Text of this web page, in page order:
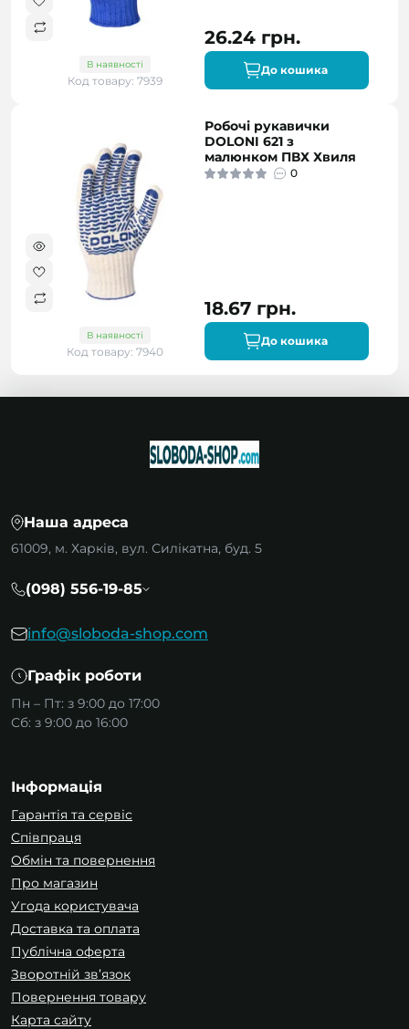
В наявності
Код товару: 7939
26.24 грн.
До кошика
В наявності
Код товару: 7940
Робочі рукавички
DOLONI 621 з
малюнком ПВХ Хвиля
0
18.67 грн.
До кошика
Наша адреса
61009, м. Харків, вул. Силікатна, буд. 5
(098) 556-19-85
info@sloboda-shop.com
Графік роботи
Пн – Пт: з 9:00 до 17:00
Сб: з 9:00 до 16:00
Інформація
Гарантія та сервіс
Співпраця
Обмін та повернення
Про магазин
Угода користувача
Доставка та оплата
Публічна оферта
Зворотній зв’язок
Повернення товару
Карта сайту